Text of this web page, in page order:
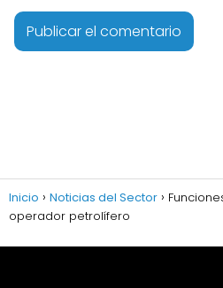
Inicio Noticias del Sector
operador petrolífero